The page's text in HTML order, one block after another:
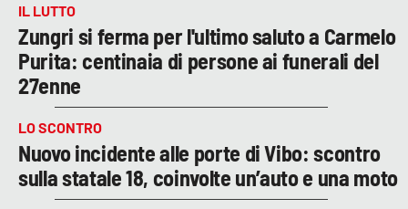
IL LUTTO
Zungri si ferma per l'ultimo saluto a Carmelo
Purita: centinaia di persone ai funerali del
27enne
LO SCONTRO
Nuovo incidente alle porte di Vibo: scontro
sulla statale 18, coinvolte un’auto e una moto